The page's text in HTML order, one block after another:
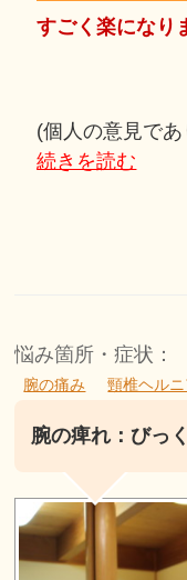
すごく楽になり
(個人の意見で
続きを読む
悩み箇所・症状：
腕の痛み
頸椎ヘルニ
腕の痺れ：びっ